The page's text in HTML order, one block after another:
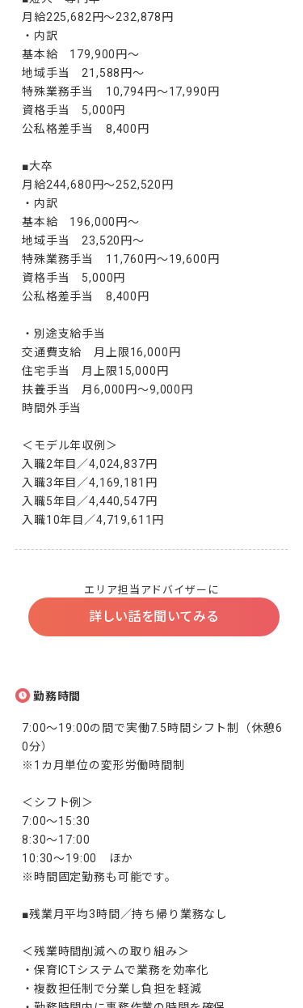
月給225,682円～232,878円
・内訳
基本給　179,900円～
地域手当　21,588円～
特殊業務手当　10,794円～17,990円
資格手当　5,000円
公私格差手当　8,400円
■大卒
月給244,680円～252,520円
・内訳
基本給　196,000円～
地域手当　23,520円～
特殊業務手当　11,760円～19,600円
資格手当　5,000円
公私格差手当　8,400円
・別途支給手当
交通費支給　月上限16,000円
住宅手当　月上限15,000円
扶養手当　月6,000円～9,000円
時間外手当
＜モデル年収例＞
入職2年目／4,024,837円
入職3年目／4,169,181円
入職5年目／4,440,547円
入職10年目／4,719,611円
エリア担当アドバイザーに
詳しい話を聞いてみる
勤務時間
7:00～19:00の間で実働7.5時間シフト制（休憩6
0分）
※1カ月単位の変形労働時間制
＜シフト例＞
7:00～15:30
8:30～17:00
10:30～19:00　ほか
※時間固定勤務も可能です。
■残業月平均3時間／持ち帰り業務なし
＜残業時間削減への取り組み＞
・保育ICTシステムで業務を効率化
・複数担任制で分業し負担を軽減